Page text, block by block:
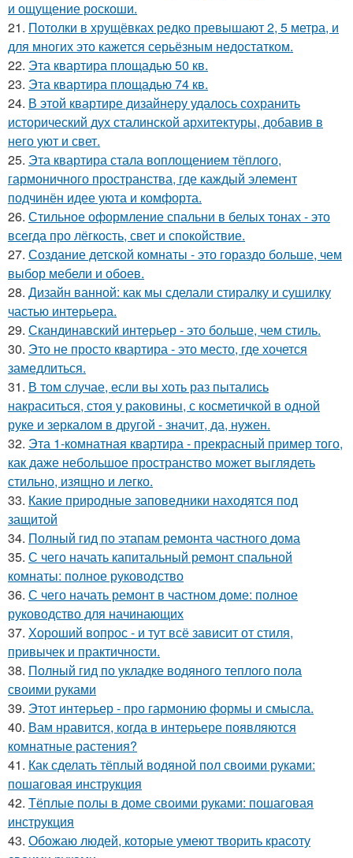
и ощущение роскоши.
21. Потолки в хрущёвках редко превышают 2, 5 метра, и
для многих это кажется серьёзным недостатком.
22. Эта квартира площадью 50 кв.
23. Эта квартира площадью 74 кв.
24. В этой квартире дизайнеру удалось сохранить
исторический дух сталинской архитектуры, добавив в
него уют и свет.
25. Эта квартира стала воплощением тёплого,
гармоничного пространства, где каждый элемент
подчинён идее уюта и комфорта.
26. Стильное оформление спальни в белых тонах - это
всегда про лёгкость, свет и спокойствие.
27. Создание детской комнаты - это гораздо больше, чем
выбор мебели и обоев.
28. Дизайн ванной: как мы сделали стиралку и сушилку
частью интерьера.
29. Скандинавский интерьер - это больше, чем стиль.
30. Это не просто квартира - это место, где хочется
замедлиться.
31. В том случае, если вы хоть раз пытались
накраситься, стоя у раковины, с косметичкой в одной
руке и зеркалом в другой - значит, да, нужен.
32. Эта 1-комнатная квартира - прекрасный пример того,
как даже небольшое пространство может выглядеть
стильно, изящно и легко.
33. Какие природные заповедники находятся под
защитой
34. Полный гид по этапам ремонта частного дома
35. С чего начать капитальный ремонт спальной
комнаты: полное руководство
36. С чего начать ремонт в частном доме: полное
руководство для начинающих
37. Хороший вопрос - и тут всё зависит от стиля,
привычек и практичности.
38. Полный гид по укладке водяного теплого пола
своими руками
39. Этот интерьер - про гармонию формы и смысла.
40. Вам нравится, когда в интерьере появляются
комнатные растения?
41. Как сделать тёплый водяной пол своими руками:
пошаговая инструкция
42. Тёплые полы в доме своими руками: пошаговая
инструкция
43. Обожаю людей, которые умеют творить красоту